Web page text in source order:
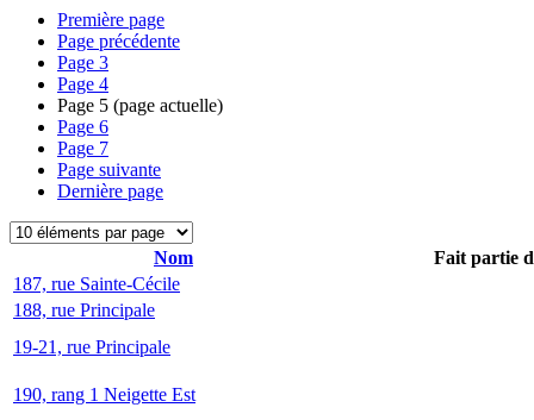
Première page
Page précédente
Page 3
Page 4
Page 5 (page actuelle)
Page 6
Page 7
Page suivante
Dernière page
Nom
Fait partie
187, rue Sainte-Cécile
188, rue Principale
19-21, rue Principale
190, rang 1 Neigette Est